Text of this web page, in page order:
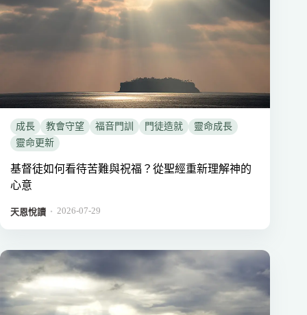
成長 教會守望 福音門訓 門徒造就
靈命成長
靈命更新
基督徒如何看待苦難與祝福？從聖經重新理解神的
心意
天恩悅讀 ． 2026-07-29